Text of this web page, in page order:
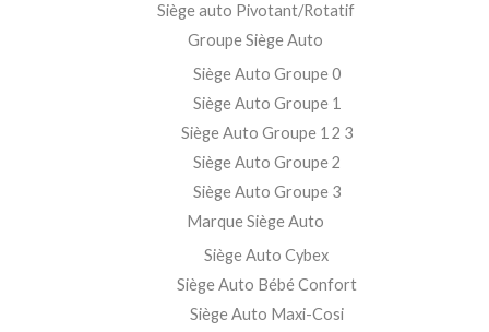
Siège auto Pivotant/Rotatif
Groupe Siège Auto
Siège Auto Groupe 0
Siège Auto Groupe 1
Siège Auto Groupe 1 2 3
Siège Auto Groupe 2
Siège Auto Groupe 3
Marque Siège Auto
Siège Auto Cybex
Siège Auto Bébé Confort
Siège Auto Maxi-Cosi